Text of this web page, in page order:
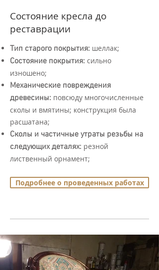
Состояние кресла до
реставрации
Тип старого покрытия: шеллак;
Состояние покрытия: сильно
изношено;
Механические повреждения
древесины: повсюду многочисленные
сколы и вмятины; конструкция была
расшатана;
Сколы и частичные утраты резьбы на
следующих деталях: резной
лиственный орнамент;
Подробнее о проведенных работах